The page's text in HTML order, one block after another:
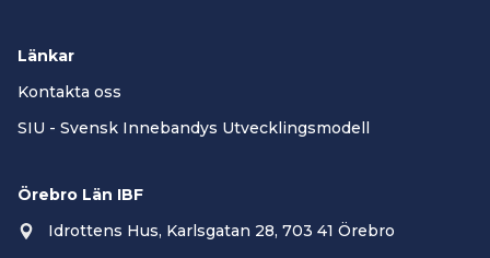
Länkar
Kontakta oss
SIU - Svensk Innebandys Utvecklingsmodell
Örebro Län IBF
Idrottens Hus, Karlsgatan 28, 703 41 Örebro